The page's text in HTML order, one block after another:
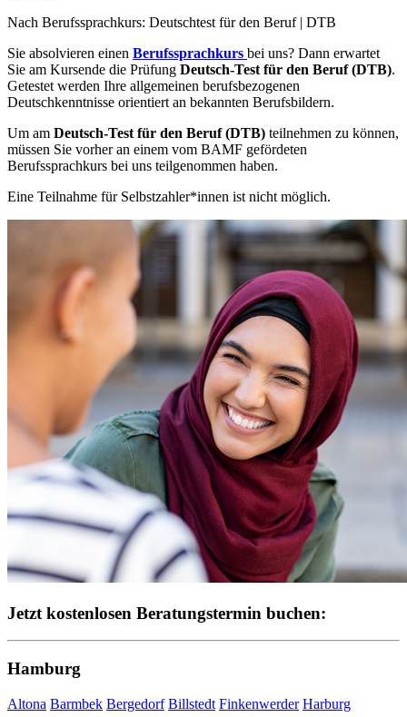
Nach Berufssprachkurs: Deutschtest für den Beruf | DTB
Sie absolvieren einen Berufssprachkurs bei uns? Dann erwartet
Sie am Kursende die Prüfung Deutsch-Test für den Beruf (DTB).
Getestet werden Ihre allgemeinen berufsbezogenen
Deutschkenntnisse orientiert an bekannten Berufsbildern.
Um am Deutsch-Test für den Beruf (DTB) teilnehmen zu können,
müssen Sie vorher an einem vom BAMF gefördeten
Berufssprachkurs bei uns teilgenommen haben.
Eine Teilnahme für Selbstzahler*innen ist nicht möglich.
Jetzt kostenlosen Beratungstermin buchen:
Hamburg
Altona Barmbek Bergedorf​​​​​​Billstedt Finkenwerder Harburg